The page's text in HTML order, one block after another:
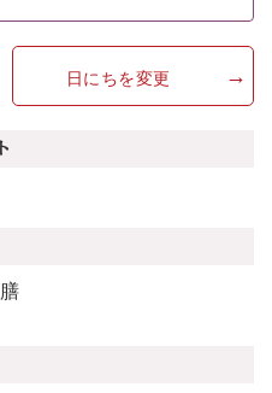
日にちを変更